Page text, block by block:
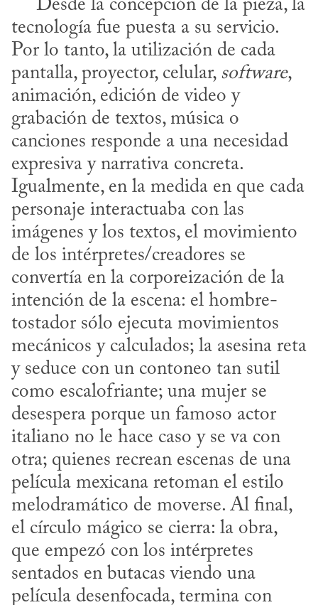
tecnología fue puesta a su servicio.
Por lo tanto, la utilización de cada
pantalla, proyector, celular, software,
animación, edición de video y
grabación de textos, música o
canciones responde a una necesidad
expresiva y narrativa concreta.
Igualmente, en la medida en que cada
personaje interactuaba con las
imágenes y los textos, el movimiento
de los intérpretes/creadores se
convertía en la corporeización de la
intención de la escena: el hombre-
tostador sólo ejecuta movimientos
mecánicos y calculados; la asesina reta
y seduce con un contoneo tan sutil
como escalofriante; una mujer se
desespera porque un famoso actor
italiano no le hace caso y se va con
otra; quienes recrean escenas de una
película mexicana retoman el estilo
melodramático de moverse. Al final,
el círculo mágico se cierra: la obra,
que empezó con los intérpretes
sentados en butacas viendo una
película desenfocada, termina con